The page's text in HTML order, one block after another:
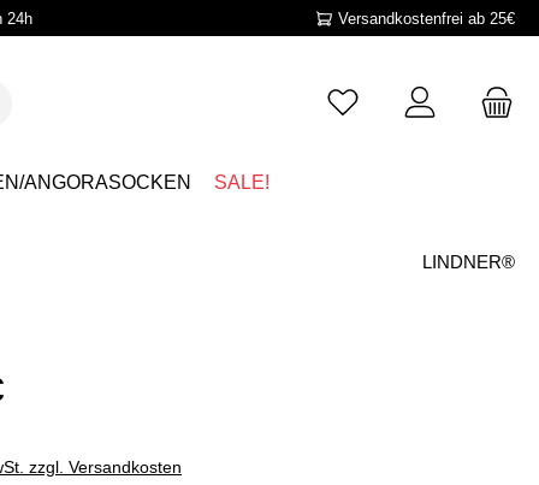
24h Versandkostenfrei ab 25€
ANGORASOCKEN SALE!
LINDNER®
zzgl. Versandkosten